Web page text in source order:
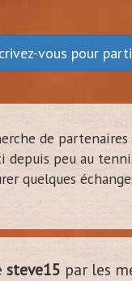
vous pour
de
depuis peu au
quelques
steve15 par les
cel92
Vanves - 92)